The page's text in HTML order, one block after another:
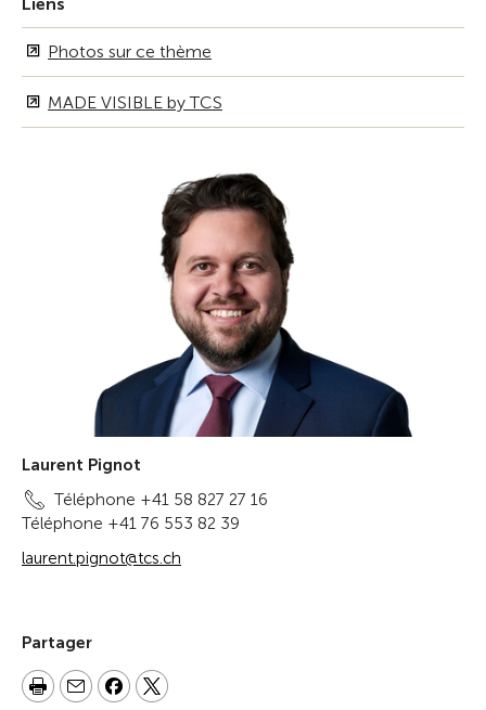
Photos sur ce thème
MADE VISIBLE by TCS
Laurent Pignot
Téléphone +41 58 827 27 16
Téléphone +41 76 553 82 39
laurent.pignot@tcs.ch
Partager